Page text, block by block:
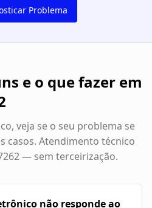
Problema
e o que fazer em
veja se o seu problema se
casos. Atendimento técnico
— sem terceirização.
não responde ao